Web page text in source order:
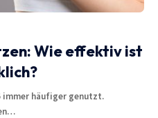
Wie effektiv ist
immer häufiger genutzt.